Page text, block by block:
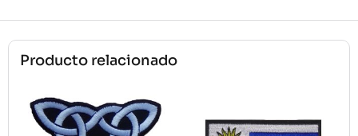
Producto relacionado